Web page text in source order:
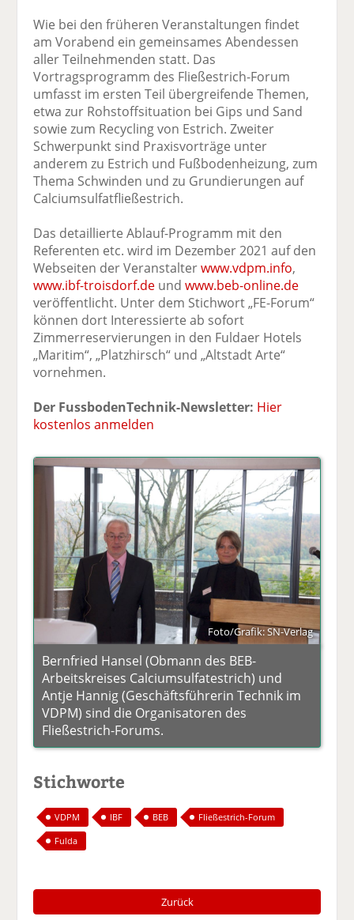
il
e
e
n
d
e
Wie bei den früheren Veranstaltungen findet
am Vorabend ein gemeinsames Abendessen
aller Teilnehmenden statt. Das
Vortragsprogramm des Fließestrich-Forum
umfasst im ersten Teil übergreifende Themen,
etwa zur Rohstoffsituation bei Gips und Sand
sowie zum Recycling von Estrich. Zweiter
Schwerpunkt sind Praxisvorträge unter
anderem zu Estrich und Fußbodenheizung, zum
Thema Schwinden und zu Grundierungen auf
Calciumsulfatfließestrich.
Das detaillierte Ablauf-Programm mit den
Referenten etc. wird im Dezember 2021 auf den
Webseiten der Veranstalterwww.vdpm.info,
www.ibf-troisdorf.de undwww.beb-online.de
veröffentlicht. Unter dem Stichwort „FE-Forum“
können dort Interessierte ab sofort
Zimmerreservierungen in den Fuldaer Hotels
„Maritim“, „Platzhirsch“ und „Altstadt Arte“
vornehmen.
Der FussbodenTechnik-Newsletter: Hier
kostenlos anmelden
Foto/Grafik: SN-Verlag
Bernfried Hansel (Obmann des BEB-
Arbeitskreises Calciumsulfatestrich) und
Antje Hannig (Geschäftsführerin Technik im
VDPM) sind die Organisatoren des
Fließestrich-Forums.
Stichworte
VDPM IBF BEB
Fließestrich-Forum
Fulda
Zurück